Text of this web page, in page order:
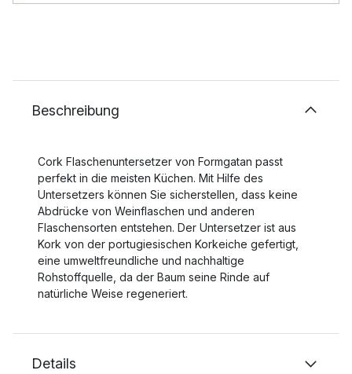
Beschreibung
Cork Flaschenuntersetzer von Formgatan passt
perfekt in die meisten Küchen. Mit Hilfe des
Untersetzers können Sie sicherstellen, dass keine
Abdrücke von Weinflaschen und anderen
Flaschensorten entstehen. Der Untersetzer ist aus
Kork von der portugiesischen Korkeiche gefertigt,
eine umweltfreundliche und nachhaltige
Rohstoffquelle, da der Baum seine Rinde auf
natürliche Weise regeneriert.
Details